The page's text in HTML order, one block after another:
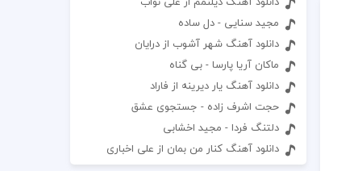
مجید سنایی - دل ساده
دانلود آهنگ شهر آشوب از درایان
ماکان آریا پارسا - بی گناه
دانلود آهنگ یار دیرینه از فاراد
حجت اشرف زاده - جستجوی عشق
دلتنگ فردا - مجید اخشابی
دانلود آهنگ کنار من بمان از علی اخباری